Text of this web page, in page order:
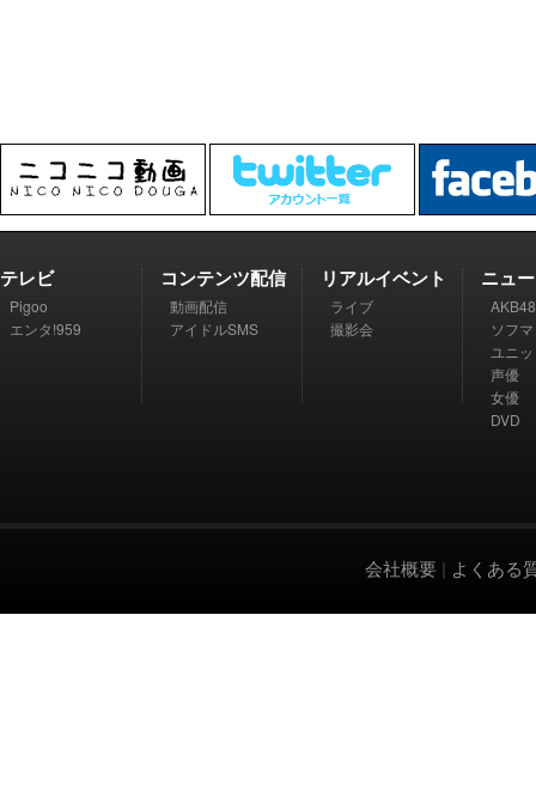
テレビ
Pigoo
エンタ!959
コンテンツ配信
動画配信
アイドルSMS
リアルイベント
ライブ
撮影会
ニュ
AKB48
ソフ
ユニ
声優
女優
DVD
会社概要 | よくある